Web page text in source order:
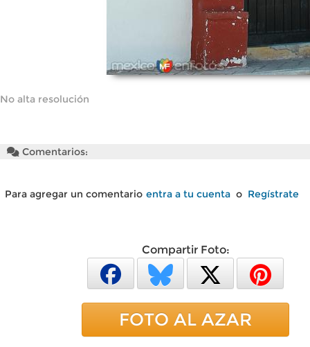
No alta resolución
Comentarios:
Para agregar un comentario entra a tu cuenta o Regístrate
Compartir Foto:
FOTO AL AZAR